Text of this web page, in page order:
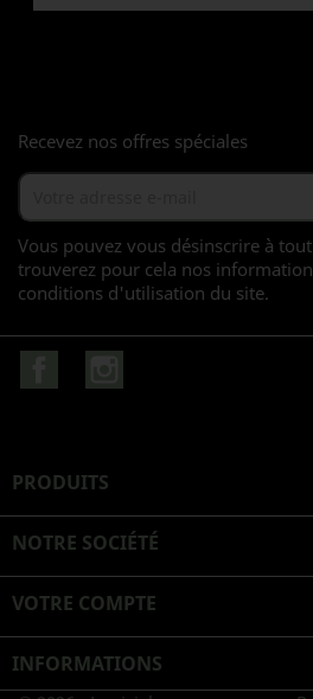
Recevez nos offres spéciales
Vous pouvez vous désinscrire à
trouverez pour cela nos
conditions d'utilisation du site.
PRODUITS
NOTRE SOCIÉTÉ
VOTRE COMPTE
INFORMATIONS